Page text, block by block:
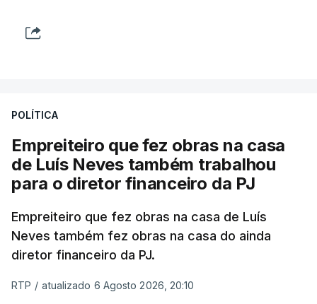
POLÍTICA
Empreiteiro que fez obras na casa
de Luís Neves também trabalhou
para o diretor financeiro da PJ
Empreiteiro que fez obras na casa de Luís
Neves também fez obras na casa do ainda
diretor financeiro da PJ.
RTP / atualizado 6 Agosto 2026, 20:10